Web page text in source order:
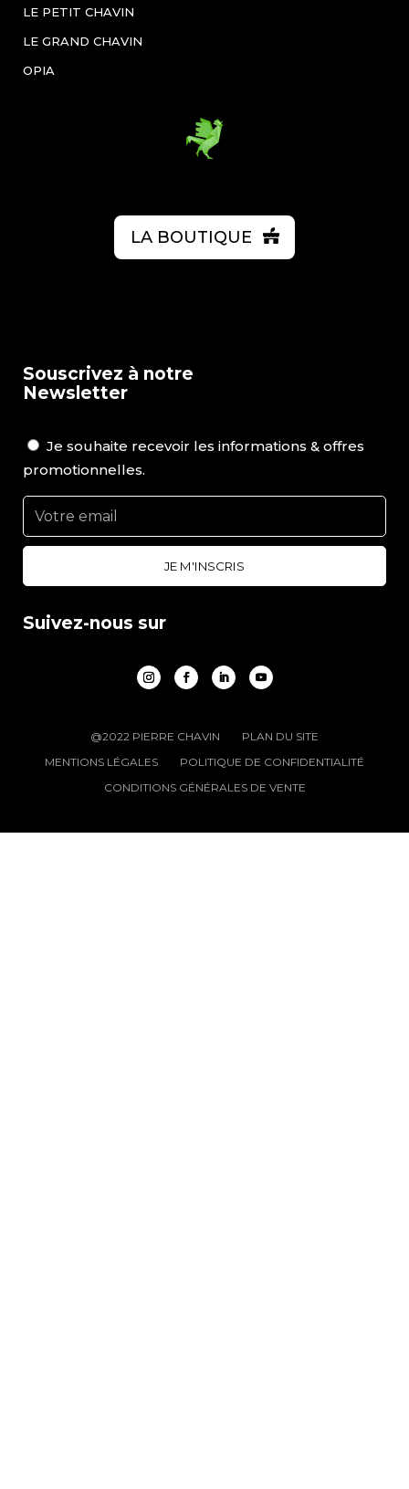
LE PETIT CHAVIN
LE GRAND CHAVIN
OPIA
LA BOUTIQUE
Souscrivez à notre
Newsletter
Je souhaite recevoir les informations & offres
promotionnelles.
Suivez-nous sur
@2022 PIERRE CHAVIN
PLAN DU SITE
MENTIONS LÉGALES
POLITIQUE DE CONFIDENTIALITÉ
CONDITIONS GÉNÉRALES DE VENTE